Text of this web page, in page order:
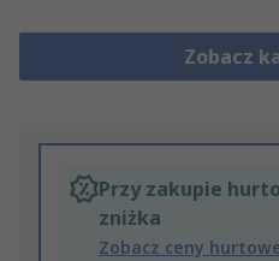
Zobacz
Przy zakupie
zniżka
Zobacz ceny